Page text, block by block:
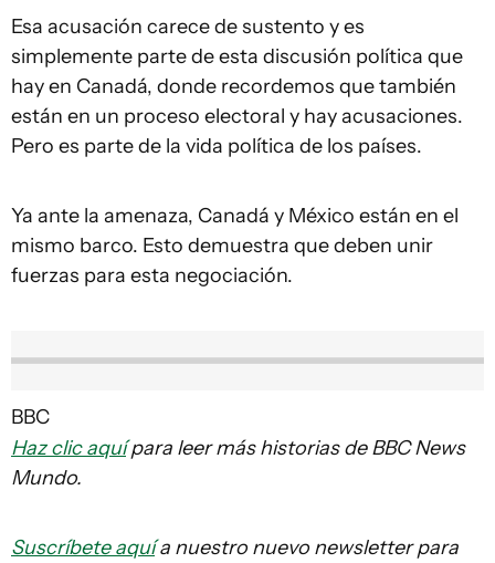
Esa acusación carece de sustento y es
simplemente parte de esta discusión política que
hay en Canadá, donde recordemos que también
están en un proceso electoral y hay acusaciones.
Pero es parte de la vida política de los países.
Ya ante la amenaza, Canadá y México están en el
mismo barco. Esto demuestra que deben unir
fuerzas para esta negociación.
BBC
Haz clic aquípara leer más historias de BBC News
Mundo.
Suscríbete aquía nuestro nuevo newsletter para